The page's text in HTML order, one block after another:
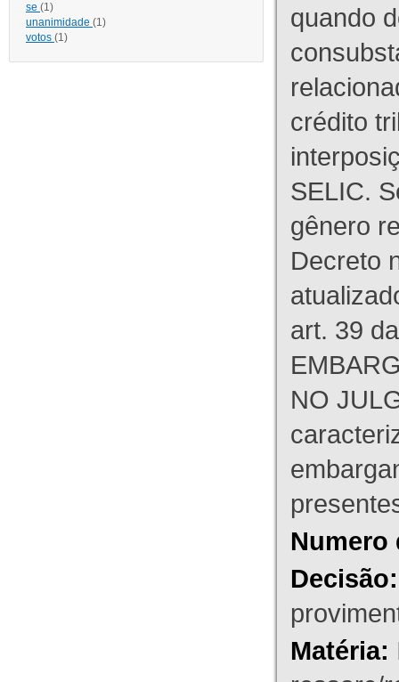
se (1)
unanimidade (1)
votos (1)
quando
crédito
SELIC.
gênero
Decreto
art. 39
NO
Numero
Decisão:
Matéria: